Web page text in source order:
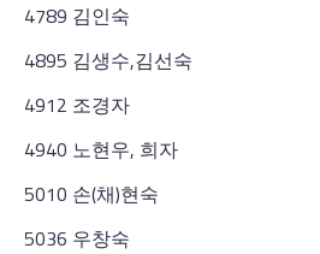
4789 김인숙
4895 김생수,김선숙
4912 조경자
4940 노현우, 희자
5010 손(채)현숙
5036 우창숙